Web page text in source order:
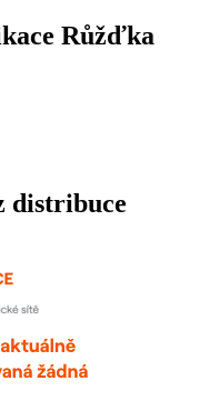
Růžďka
distribuce